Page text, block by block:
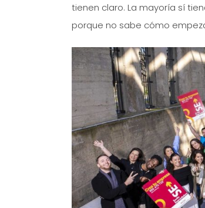
tienen claro. La mayoría sí
porque no sabe cómo